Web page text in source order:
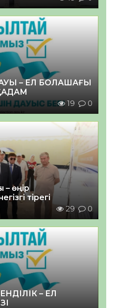
– ЕЛ БОЛАШАҒЫ
19 0
өңір
тірегі
29 0
– ЕЛ